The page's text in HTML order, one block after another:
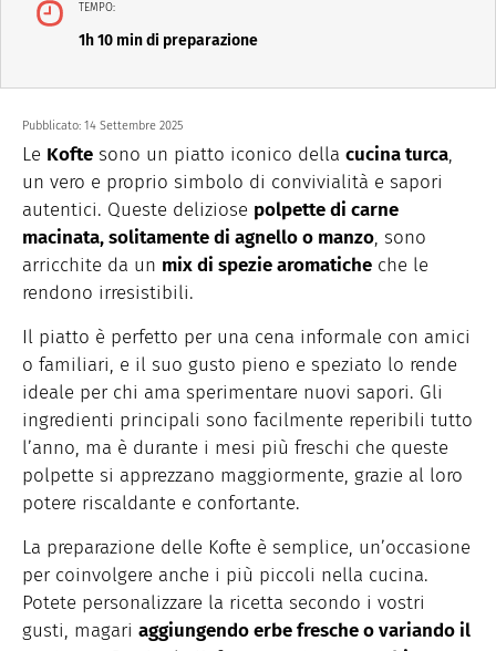
TEMPO:
1h 10 min di preparazione
Pubblicato: 14 Settembre 2025
Le Kofte sono un piatto iconico della cucina turca,
un vero e proprio simbolo di convivialità e sapori
autentici. Queste deliziose polpette di carne
macinata, solitamente di agnello o manzo, sono
arricchite da un mix di spezie aromatiche che le
rendono irresistibili.
Il piatto è perfetto per una cena informale con amici
o familiari, e il suo gusto pieno e speziato lo rende
ideale per chi ama sperimentare nuovi sapori. Gli
ingredienti principali sono facilmente reperibili tutto
l’anno, ma è durante i mesi più freschi che queste
polpette si apprezzano maggiormente, grazie al loro
potere riscaldante e confortante.
La preparazione delle Kofte è semplice, un’occasione
per coinvolgere anche i più piccoli nella cucina.
Potete personalizzare la ricetta secondo i vostri
gusti, magari aggiungendo erbe fresche o variando il